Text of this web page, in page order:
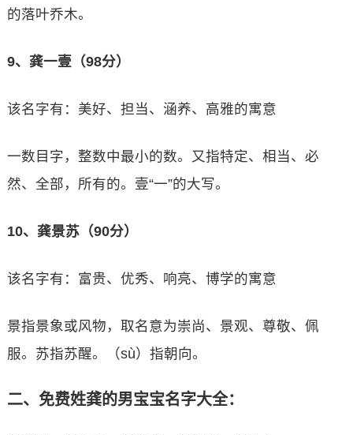
的落叶乔木。
9、龚一壹（98分）
该名字有：美好、担当、涵养、高雅的寓意
一数目字，整数中最小的数。又指特定、相当、必
然、全部，所有的。壹“一”的大写。
10、龚景苏（90分）
该名字有：富贵、优秀、响亮、博学的寓意
景指景象或风物，取名意为崇尚、景观、尊敬、佩
服。苏指苏醒。（sù）指朝向。
二、免费姓龚的男宝宝名字大全：